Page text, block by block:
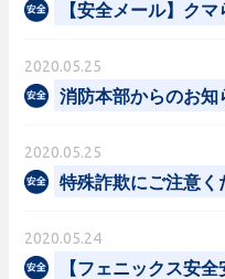
【安全メール】ク
2020.05.25
消防本部からのお知
2020.05.25
特殊詐欺にご注意く
2020.05.24
【フェニックス安